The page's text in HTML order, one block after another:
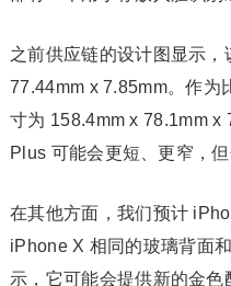
之前供应链的设计图显示
77.44mm x 7.85mm。作为
寸为 158.4mm x 78.1mm x
Plus 可能会更短、更窄，但
在其他方面，我们预计
iPhone X 相同的玻璃背面
示，它可能会提供新的金色